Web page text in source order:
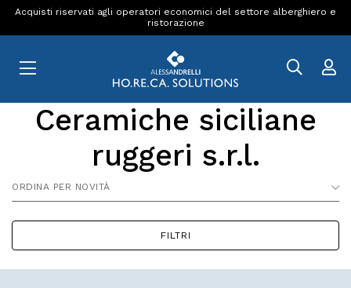
Acquisti riservati agli operatori economici del settore alberghiero e
ristorazione
Ceramiche siciliane
ruggeri s.r.l.
ORDINA PER NOVITÀ
FILTRI